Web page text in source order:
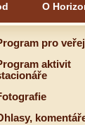
O
pro
aktivit